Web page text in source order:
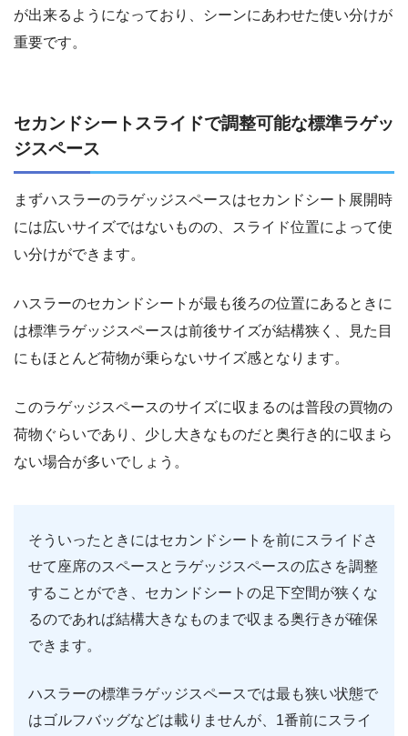
が出来るようになっており、シーンにあわせた使い分けが
重要です。
セカンドシートスライドで調整可能な標準ラゲッ
ジスペース
まずハスラーのラゲッジスペースはセカンドシート展開時
には広いサイズではないものの、スライド位置によって使
い分けができます。
ハスラーのセカンドシートが最も後ろの位置にあるときに
は標準ラゲッジスペースは前後サイズが結構狭く、見た目
にもほとんど荷物が乗らないサイズ感となります。
このラゲッジスペースのサイズに収まるのは普段の買物の
荷物ぐらいであり、少し大きなものだと奥行き的に収まら
ない場合が多いでしょう。
そういったときにはセカンドシートを前にスライドさ
せて座席のスペースとラゲッジスペースの広さを調整
することができ、セカンドシートの足下空間が狭くな
るのであれば結構大きなものまで収まる奥行きが確保
できます。
ハスラーの標準ラゲッジスペースでは最も狭い状態で
はゴルフバッグなどは載りませんが、1番前にスライ